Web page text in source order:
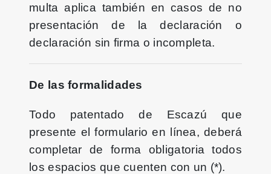
multa aplica también en casos de no
presentación de la declaración o
declaración sin firma o incompleta.
De las formalidades
Todo patentado de Escazú que
presente el formulario en línea, deberá
completar de forma obligatoria todos
los espacios que cuenten con un (*).